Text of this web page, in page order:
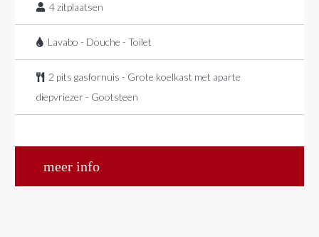
4zitplaatsen
Lavabo - Douche - Toilet
2 pits gasfornuis - Grote koelkast met aparte
diepvriezer - Gootsteen
meer info